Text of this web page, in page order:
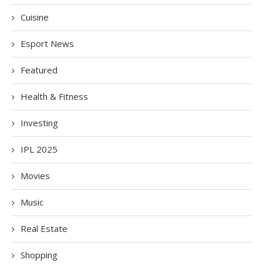
Cuisine
Esport News
Featured
Health & Fitness
Investing
IPL 2025
Movies
Music
Real Estate
Shopping